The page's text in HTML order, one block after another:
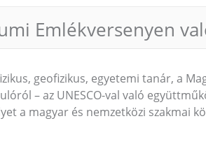
Emlékversenyen
geofizikus, egyetemi tanár, a
– az UNESCO-val való
a magyar és nemzetközi szakmai